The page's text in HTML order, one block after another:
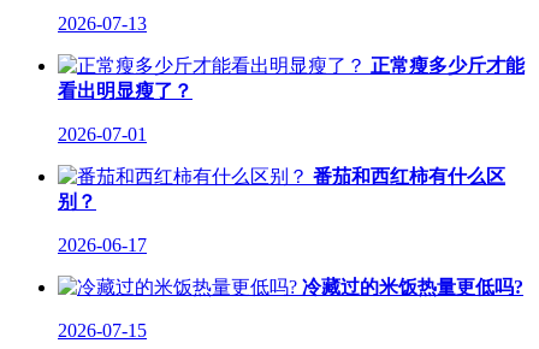
2026-07-13
正常瘦多少斤才能
看出明显瘦了？
2026-07-01
番茄和西红柿有什么区
别？
2026-06-17
冷藏过的米饭热量更低吗?
2026-07-15